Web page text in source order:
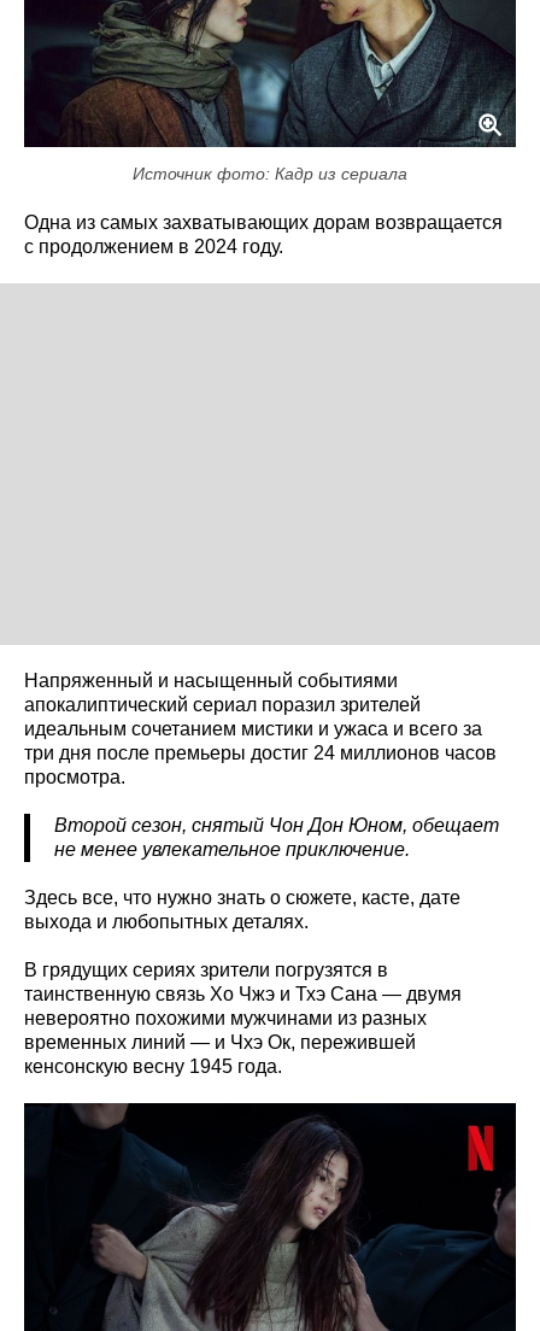
Источник фото: Кадр из сериала
Одна из самых захватывающих дорам возвращается
с продолжением в 2024 году.
Напряженный и насыщенный событиями
апокалиптический сериал поразил зрителей
идеальным сочетанием мистики и ужаса и всего за
три дня после премьеры достиг 24 миллионов часов
просмотра.
Второй сезон, снятый Чон Дон Юном, обещает
не менее увлекательное приключение.
Здесь все, что нужно знать о сюжете, касте, дате
выхода и любопытных деталях.
В грядущих сериях зрители погрузятся в
таинственную связь Хо Чжэ и Тхэ Сана — двумя
невероятно похожими мужчинами из разных
временных линий — и Чхэ Ок, пережившей
кенсонскую весну 1945 года.